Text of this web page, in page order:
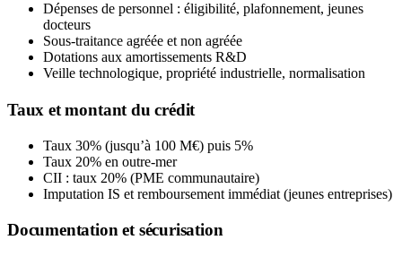
Dépenses de personnel : éligibilité, plafonnement, jeunes
docteurs
Sous-traitance agréée et non agréée
Dotations aux amortissements R&D
Veille technologique, propriété industrielle, normalisation
Taux et montant du crédit
Taux 30% (jusqu’à 100 M€) puis 5%
Taux 20% en outre-mer
CII : taux 20% (PME communautaire)
Imputation IS et remboursement immédiat (jeunes entreprises)
Documentation et sécurisation